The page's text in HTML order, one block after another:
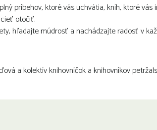
príbehov, ktoré vás uchvátia, kníh, ktoré vás
otočiť.
hľadajte múdrosť a nachádzajte radosť v
a kolektív knihovníčok a knihovníkov